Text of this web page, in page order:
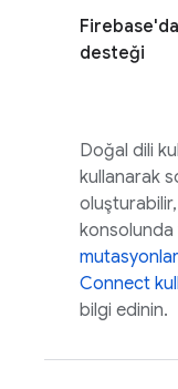
Firebase
desteği
Doğal dili
kullanarak
konsolunda
Connect
bilgi edinin.